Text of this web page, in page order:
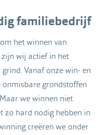
familiebedrijf
het winnen van
wij actief in het
Vanaf onze win- en
onmisbare grondstoffen
we winnen niet
zo hard nodig hebben in
creëren we onder